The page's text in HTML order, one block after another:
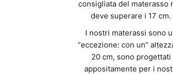
consigliata del materasso
deve superare i 17 cm.
I nostri materassi sono
“eccezione: con un”
20 cm, sono progettati
appositamente per i